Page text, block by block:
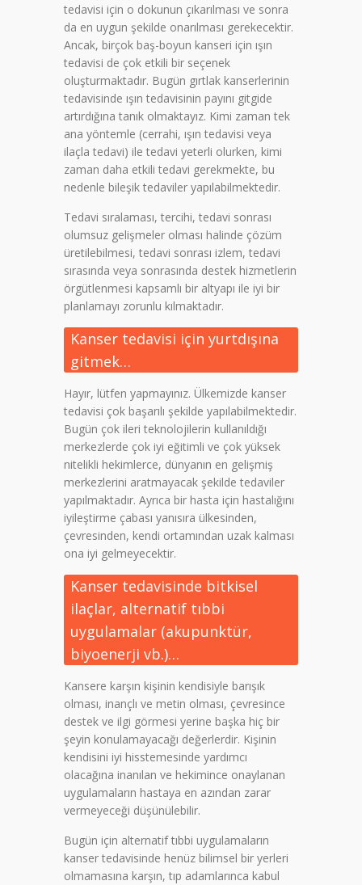
tedavisi için o dokunun çıkarılması ve sonra
da en uygun şekilde onarılması gerekecektir.
Ancak, birçok baş-boyun kanseri için ışın
tedavisi de çok etkili bir seçenek
oluşturmaktadır. Bugün gırtlak kanserlerinin
tedavisinde ışın tedavisinin payını gitgide
artırdığına tanık olmaktayız. Kimi zaman tek
ana yöntemle (cerrahi, ışın tedavisi veya
ilaçla tedavi) ile tedavi yeterli olurken, kimi
zaman daha etkili tedavi gerekmekte, bu
nedenle bileşik tedaviler yapılabilmektedir.
Tedavi sıralaması, tercihi, tedavi sonrası
olumsuz gelişmeler olması halinde çözüm
üretilebilmesi, tedavi sonrası izlem, tedavi
sırasında veya sonrasında destek hizmetlerin
örgütlenmesi kapsamlı bir altyapı ile iyi bir
planlamayı zorunlu kılmaktadır.
Kanser tedavisi için yurtdışına
gitmek…
Hayır, lütfen yapmayınız. Ülkemizde kanser
tedavisi çok başarılı şekilde yapılabilmektedir.
Bugün çok ileri teknolojilerin kullanıldığı
merkezlerde çok iyi eğitimli ve çok yüksek
nitelikli hekimlerce, dünyanın en gelişmiş
merkezlerini aratmayacak şekilde tedaviler
yapılmaktadır. Ayrıca bir hasta için hastalığını
iyileştirme çabası yanısıra ülkesinden,
çevresinden, kendi ortamından uzak kalması
ona iyi gelmeyecektir.
Kanser tedavisinde bitkisel
ilaçlar, alternatif tıbbi
uygulamalar (akupunktür,
biyoenerji vb.)…
Kansere karşın kişinin kendisiyle barışık
olması, inançlı ve metin olması, çevresince
destek ve ilgi görmesi yerine başka hiç bir
şeyin konulamayacağı değerlerdir. Kişinin
kendisini iyi hisstemesinde yardımcı
olacağına inanılan ve hekimince onaylanan
uygulamaların hastaya en azından zarar
vermeyeceği düşünülebilir.
Bugün için alternatif tıbbi uygulamaların
kanser tedavisinde henüz bilimsel bir yerleri
olmamasına karşın, tıp adamlarınca kabul